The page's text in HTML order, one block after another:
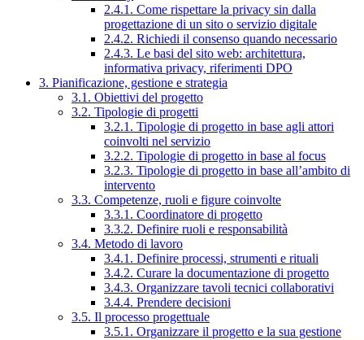
2.4.1. Come rispettare la privacy sin dalla
progettazione di un sito o servizio digitale
2.4.2. Richiedi il consenso quando necessario
2.4.3. Le basi del sito web: architettura,
informativa privacy, riferimenti DPO
3. Pianificazione, gestione e strategia
3.1. Obiettivi del progetto
3.2. Tipologie di progetti
3.2.1. Tipologie di progetto in base agli attori
coinvolti nel servizio
3.2.2. Tipologie di progetto in base al focus
3.2.3. Tipologie di progetto in base all’ambito di
intervento
3.3. Competenze, ruoli e figure coinvolte
3.3.1. Coordinatore di progetto
3.3.2. Definire ruoli e responsabilità
3.4. Metodo di lavoro
3.4.1. Definire processi, strumenti e rituali
3.4.2. Curare la documentazione di progetto
3.4.3. Organizzare tavoli tecnici collaborativi
3.4.4. Prendere decisioni
3.5. Il processo progettuale
3.5.1. Organizzare il progetto e la sua gestione